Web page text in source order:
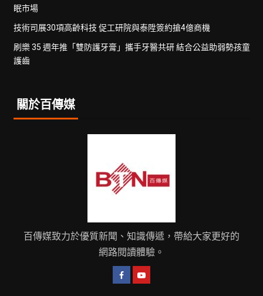
眠市場
技術司展30項高齡科技 促工研院與泰陞簽約搶4億商機
刷樂 35 週年推「雙防護牙膏」攜手牙醫共研 結合公益助弱勢孩童
護齒
關於百傳媒
百傳媒致力於優質新聞、知識傳遞，帶給大家更好的
網路閱讀體驗。